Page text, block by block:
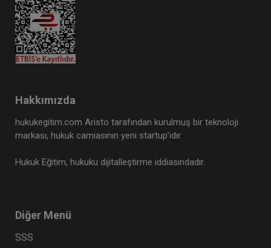
Hakkımızda
hukukegitim.com Aristo tarafından kurulmuş bir teknoloji
markası, hukuk camiasının yeni startup’ıdır.
Hukuk Eğitim, hukuku dijitalleştirme iddiasındadır.
Diğer Menü
SSS